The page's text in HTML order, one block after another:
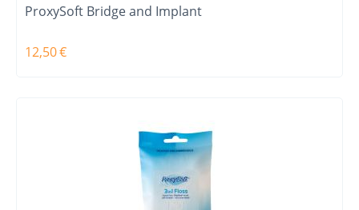
ProxySoft Bridge and Implant
12,50€